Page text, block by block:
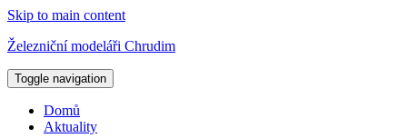
Skip to main content
Železniční modeláři Chrudim
Toggle navigation
Domů
Aktuality